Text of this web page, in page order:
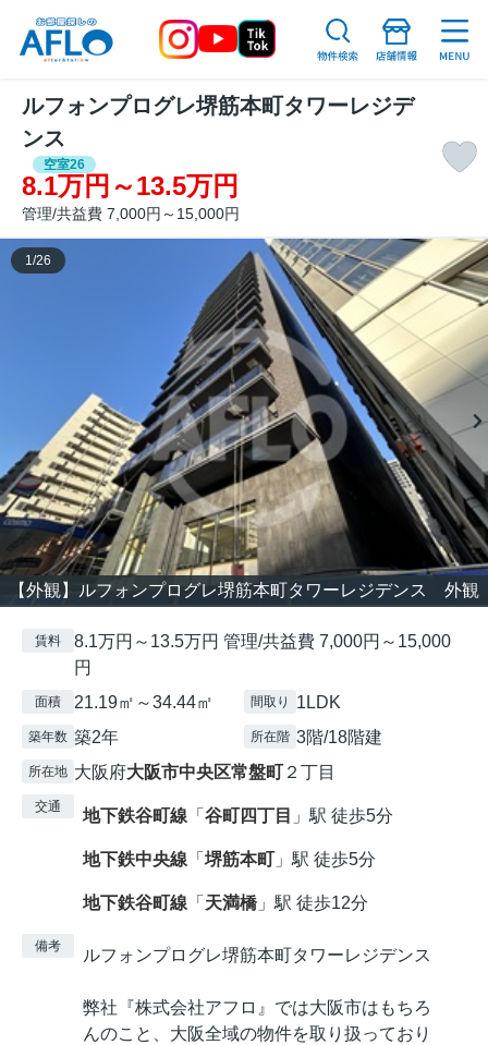
ルフォンプログレ堺筋本町タワーレジデ
ンス
空室26
8.1万円～13.5万円
管理/共益費 7,000円～15,000円
【外観】ルフォンプログレ堺筋本町タワーレジデンス 外観
1 /26
賃料
8.1万円～13.5万円 管理/共益費 7,000円～15,000
円
面積 21.19㎡～34.44㎡ 間取り 1LDK
築年数 築2年 所在階 3階/18階建
所在地 大阪府大阪市中央区常盤町 ２丁目
交通 地下鉄谷町線 「 谷町四丁目 」駅 徒歩5分
地下鉄中央線 「 堺筋本町 」駅 徒歩5分
地下鉄谷町線 「 天満橋」駅 徒歩12分
備考 ルフォンプログレ堺筋本町タワーレジデンス
弊社『株式会社アフロ』では大阪市はもちろ
んのこと、大阪全域の物件を取り扱っており